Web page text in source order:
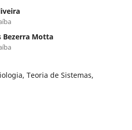
Bezerra Motta
Teoria de Sistemas,